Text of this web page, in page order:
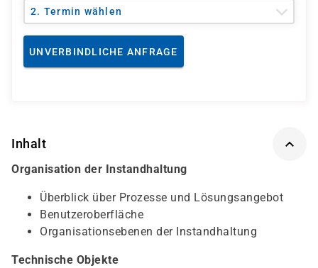
2. Termin wählen
UNVERBINDLICHE ANFRAGE
Inhalt
Organisation der Instandhaltung
Überblick über Prozesse und Lösungsangebot
Benutzeroberfläche
Organisationsebenen der Instandhaltung
Technische Objekte